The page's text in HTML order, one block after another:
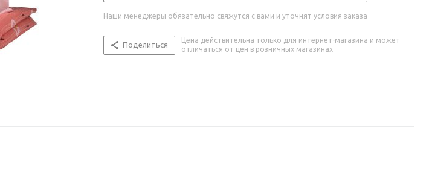
Наши менеджеры обязательно свяжутся с вами и уточнят условия заказа
Поделиться
Цена действительна только для интернет-магазина и может
отличаться от цен в розничных магазинах